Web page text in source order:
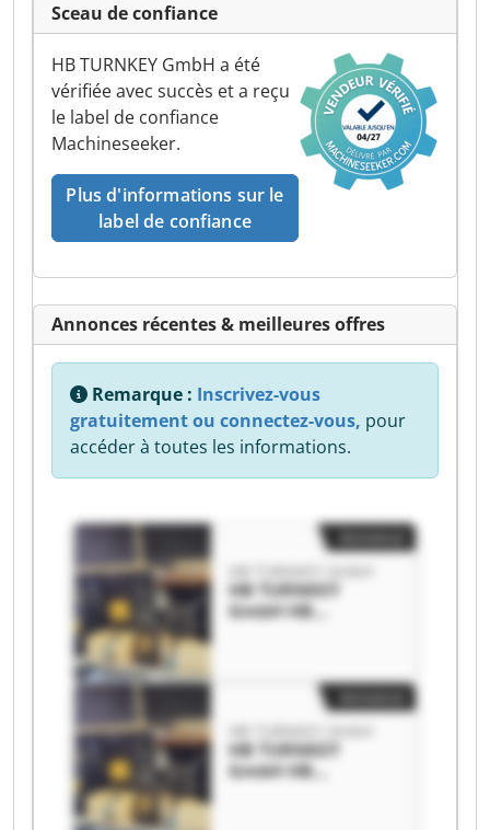
Sceau de confiance
HB TURNKEY GmbH a été
vérifiée avec succès et a reçu
le label de confiance
Machineseeker.
Plus d'informations sur le
label de confiance
Annonces récentes & meilleures offres
Remarque : Inscrivez-vous
gratuitement ou connectez-vous, pour
accéder à toutes les informations.
HB TURNKEY
GmbH HB
HB TURNKEY
GmbH HB